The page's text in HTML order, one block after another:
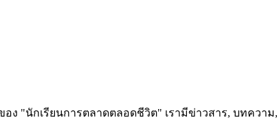
ง "นักเรียนการตลาดตลอดชีวิต" เรามีข่าวสาร, บทควา